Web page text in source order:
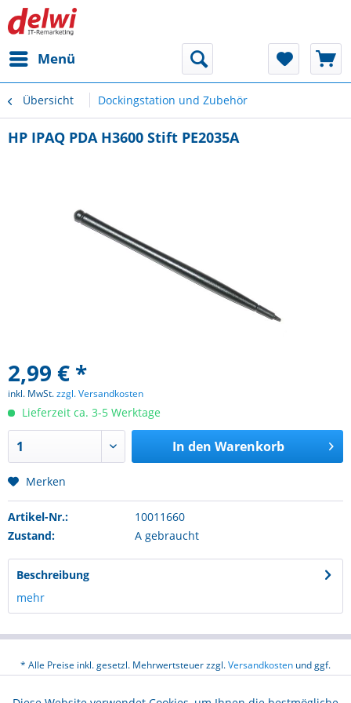
Menü
Übersicht Dockingstation und Zubehör
HP IPAQ PDA H3600 Stift PE2035A
2,99 € *
inkl. MwSt.zzgl. Versandkosten
Lieferzeit ca. 3-5 Werktage
In den Warenkorb
Merken
Artikel-Nr.:
10011660
Zustand:
A gebraucht
Beschreibung
mehr
* Alle Preise inkl. gesetzl. Mehrwertsteuer zzgl.Versandkosten und ggf.